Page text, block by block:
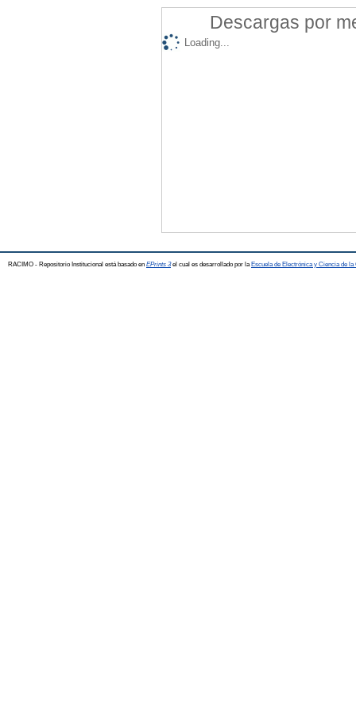
Descargas por
Loading...
RACIMO - Repositorio Institucional está basado en EPrints 3el cual es desarrollado por la Escuela de Electrónica y Ciencia de la